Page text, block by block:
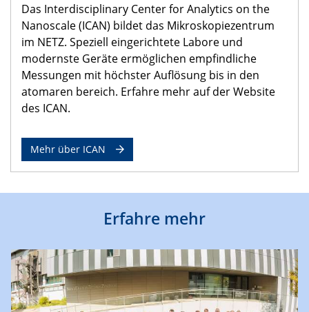
Das Interdisciplinary Center for Analytics on the
Nanoscale (ICAN) bildet das Mikroskopiezentrum
im NETZ. Speziell eingerichtete Labore und
modernste Geräte ermöglichen empfindliche
Messungen mit höchster Auflösung bis in den
atomaren bereich. Erfahre mehr auf der Website
des ICAN.
Mehr über ICAN
Erfahre mehr